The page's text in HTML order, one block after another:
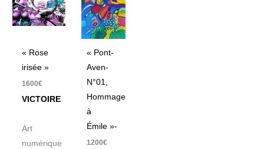
« Rose
irisée »
1600€
VICTOIRE
Art
numérique
« Pont-
Aven-
N°01,
Hommage
à
Émile »-
1200€